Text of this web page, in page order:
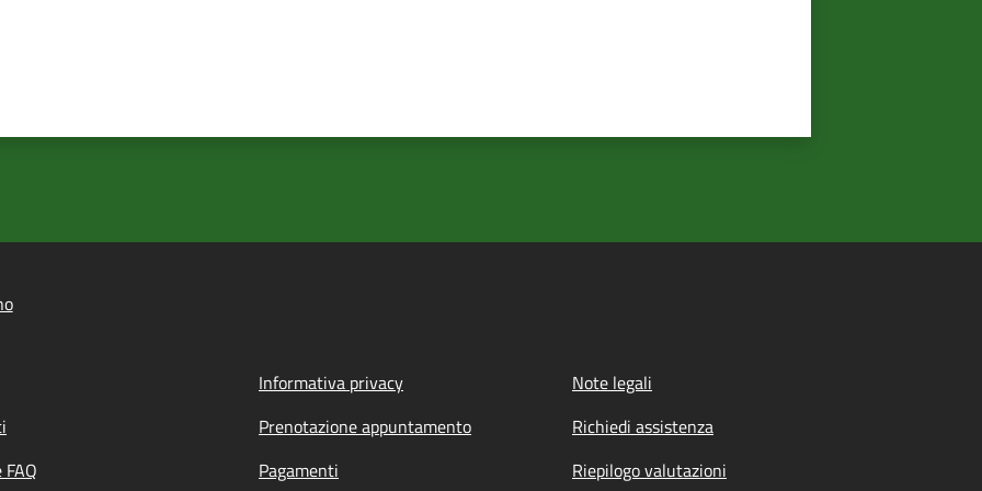
Informativa privacy
Note legali
Prenotazione appuntamento
Richiedi assistenza
Pagamenti Riepilogo valutazioni